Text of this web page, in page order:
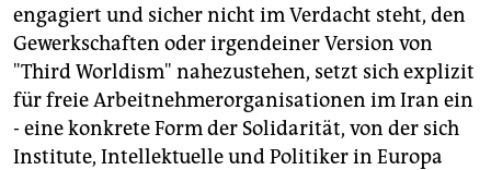
engagiert und sicher nicht im Verdacht steht, den
Gewerkschaften oder irgendeiner Version von
"Third Worldism" nahezustehen, setzt sich explizit
für freie Arbeitnehmerorganisationen im Iran ein
- eine konkrete Form der Solidarität, von der sich
Institute, Intellektuelle und Politiker in Europa